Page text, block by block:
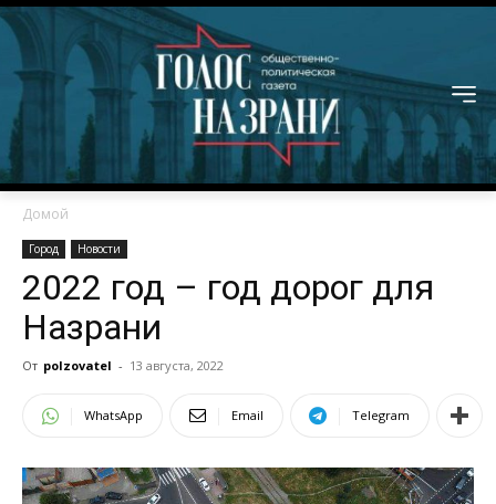
Домой
Город Новости
2022 год – год дорог для
Назрани
От polzovatel - 13 августа, 2022
WhatsApp Email Telegram